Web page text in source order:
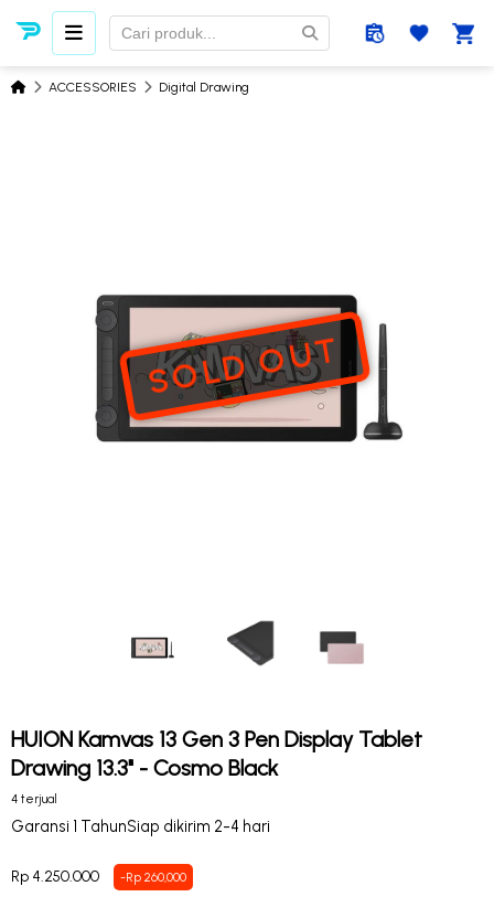
ACCESSORIES Digital Drawing
SOLD OUT
HUION Kamvas 13 Gen 3 Pen Display Tablet
Drawing 13.3" - Cosmo Black
4 terjual
Garansi 1 TahunSiap dikirim 2-4 hari
Rp 4.250.000 -Rp 260,000